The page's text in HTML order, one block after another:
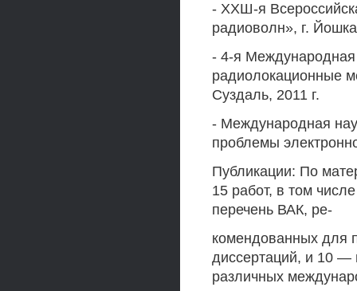
- ХХШ-я
радиоволн», г.
- 4-я Международная
радиолокационные
Суздаль, 2011 г.
- Международная
проблемы
Публикации: По
15 работ, в том
перечень ВАК, ре-
комендованных для
диссертаций, и 10 —
различных